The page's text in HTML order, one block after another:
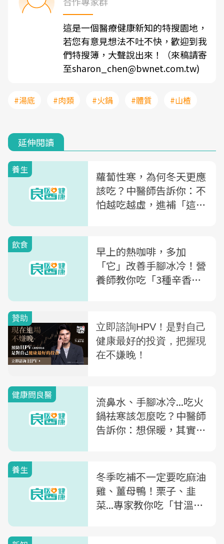
這是一個醫療健康新知的特搜園地，
若您有意見想法不吐不快，歡迎到我
們特搜簿，大聲說出來！（來稿請寄
至sharon_chen@bwnet.com.tw)
#湯底 #肉類 #火鍋 #體質 #山楂
延伸閱讀
養生
蘿蔔性寒，為何冬天更應
該吃？中醫師告訴你：不
怕越吃越虛，進補「這樣
飲食
早上的熱咖啡，多加
「它」改善手腳冰冷！營
養師教你吃「3種辛香
健康問良醫
流鼻水、手腳冰冷...吃火
鍋祛寒該怎麼吃？中醫師
告訴你：想保暖，其實喝
養生
冬季吃補不一定要吃麻油
雞、薑母鴨！栗子、韭
菜...專家教你吃「甘溫食